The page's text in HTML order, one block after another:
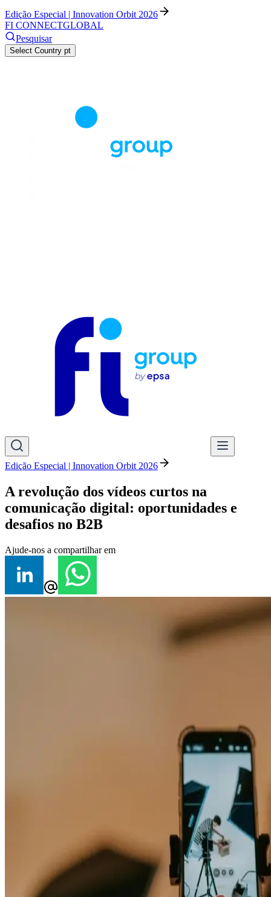
Edição Especial | Innovation Orbit 2026
FI CONNECTGLOBAL
Pesquisar
Select Country pt
Edição Especial | Innovation Orbit 2026
A revolução dos vídeos curtos na
comunicação digital: oportunidades e
desafios no B2B
Ajude-nos a compartilhar em